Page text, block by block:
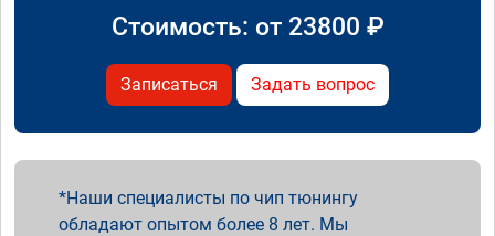
Стоимость: от 23800 ₽
Записаться Задать вопрос
Наши специалисты по чип тюнингу
обладают опытом более 8 лет. Мы